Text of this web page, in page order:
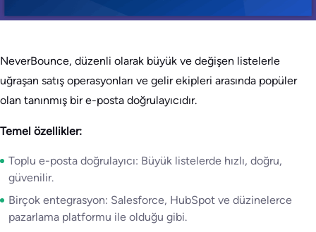
NeverBounce, düzenli olarak büyük ve değişen listelerle
uğraşan satış operasyonları ve gelir ekipleri arasında popüler
olan tanınmış bir e-posta doğrulayıcıdır.
Temel özellikler:
Toplu e-posta doğrulayıcı: Büyük listelerde hızlı, doğru,
güvenilir.
Birçok entegrasyon: Salesforce, HubSpot ve düzinelerce
pazarlama platformu ile olduğu gibi.